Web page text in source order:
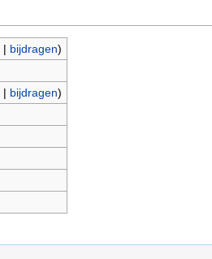
| bijdragen)
| bijdragen)